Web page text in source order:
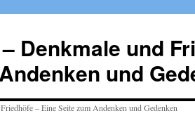
Denkmale und
und